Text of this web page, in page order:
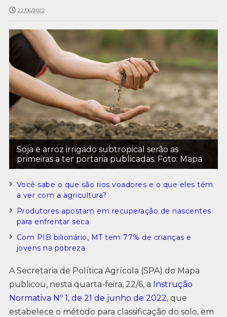
22/06/2022
Soja e arroz irrigado subtropical serão as
primeiras a ter portaria publicadas. Foto: Mapa
Você sabe o que são rios voadores e o que eles têm
a ver com a agricultura?
Produtores apostam em recuperação de nascentes
para enfrentar seca
Com PIB bilionário, MT tem 77% de crianças e
jovens na pobreza
A Secretaria de Política Agrícola (SPA) do Mapa
publicou, nesta quarta-feira, 22/6, a Instrução
Normativa Nº 1, de 21 de junho de 2022, que
estabelece o método para classificação do solo, em